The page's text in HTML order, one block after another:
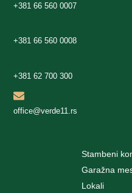
+381 66 560 0007
+381 66 560 0008
+381 62 700 300
office@verde11.rs
Stambeni
Garažna
Lokali